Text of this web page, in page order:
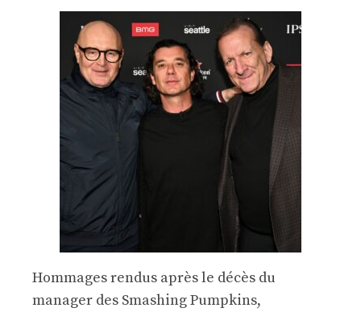
Hommages rendus après le décès du
manager des Smashing Pumpkins,